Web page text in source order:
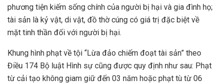
phương tiện kiếm sống chính của người bị hại và gia đình họ;
tài sản là kỷ vật, di vật, đồ thờ cúng có giá trị đặc biệt về
mặt tinh thần đối với người bị hại.
Khung hình phạt về tội “Lừa đảo chiếm đoạt tài sản” theo
Điều 174 Bộ luật Hình sự cũng được quy định như sau: Phạt
từ cải tạo không giam giữ đến 03 năm hoặc phạt tù từ 06